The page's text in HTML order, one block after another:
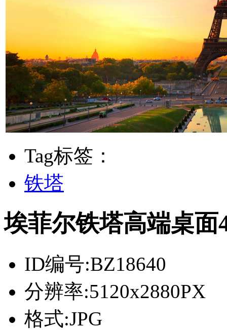
Tag标签：
铁塔
埃菲尔铁塔高端桌
ID编号:BZ18640
分辨率:5120x2880PX
格式:JPG